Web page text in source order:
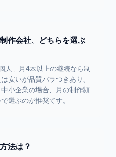
作会社、どちらを選ぶ
人、月4本以上の継続なら制
安いが品質バラつきあり、
小企業の場合、月の制作頻
選ぶのが推奨です。
法は？